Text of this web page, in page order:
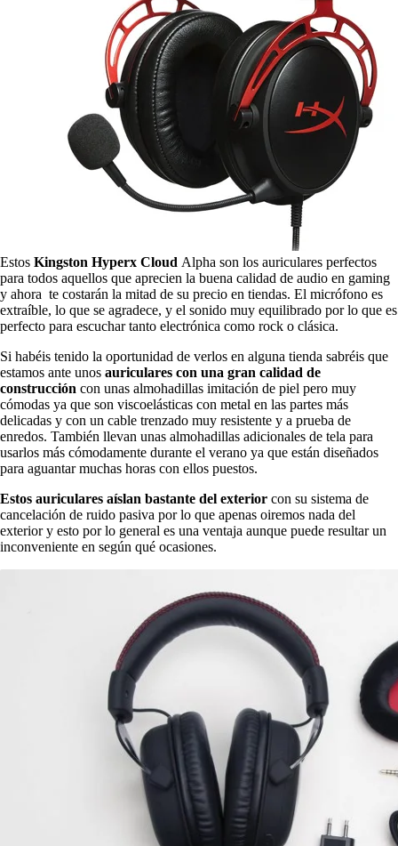
Estos Kingston Hyperx Cloud Alpha son los auriculares perfectos
para todos aquellos que aprecien la buena calidad de audio en gaming
y ahora te costarán la mitad de su precio en tiendas. El micrófono es
extraíble, lo que se agradece, y el sonido muy equilibrado por lo que es
perfecto para escuchar tanto electrónica como rock o clásica.
Si habéis tenido la oportunidad de verlos en alguna tienda sabréis que
estamos ante unos auriculares con una gran calidad de
construcción con unas almohadillas imitación de piel pero muy
cómodas ya que son viscoelásticas con metal en las partes más
delicadas y con un cable trenzado muy resistente y a prueba de
enredos. También llevan unas almohadillas adicionales de tela para
usarlos más cómodamente durante el verano ya que están diseñados
para aguantar muchas horas con ellos puestos.
Estos auriculares aíslan bastante del exterior con su sistema de
cancelación de ruido pasiva por lo que apenas oiremos nada del
exterior y esto por lo general es una ventaja aunque puede resultar un
inconveniente en según qué ocasiones.